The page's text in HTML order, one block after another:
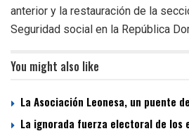
anterior y la restauración de la
Seguridad social en la República
You might also like
La Asociación Leonesa, un puente
La ignorada fuerza electoral de los